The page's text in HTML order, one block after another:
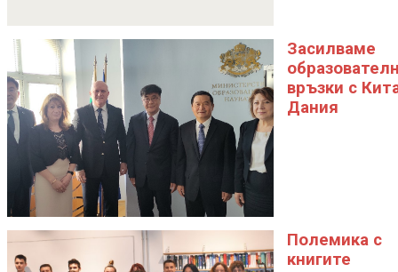
Засилваме
връзки с
Дания
Полемика с
книгите